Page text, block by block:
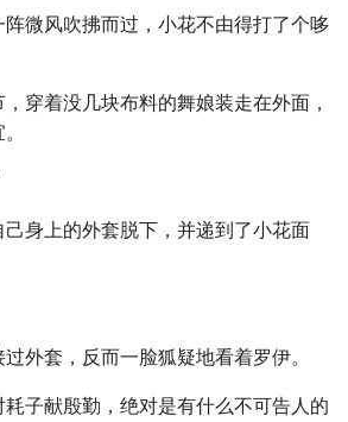
微风吹拂而过，小花不由得打了个哆
穿着没几块布料的舞娘装走在外面，
身上的外套脱下，并递到了小花面
外套，反而一脸狐疑地看着罗伊。
子献殷勤，绝对是有什么不可告人的